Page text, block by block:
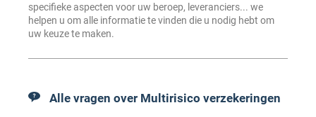
specifieke aspecten voor uw beroep, leveranciers... we
helpen u om alle informatie te vinden die u nodig hebt om
uw keuze te maken.
Alle vragen over Multirisico verzekeringen